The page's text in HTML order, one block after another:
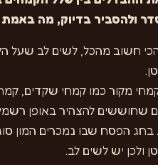
ולהסביר בדיוק, מה
הכי חשוב מהכל, לשים לב שעל
קמחי מקור כמו קמחי שקדים,
שחוששים להצהיר באופן רשמי
בחג הפסח שבו נמכרים
ולכן יש לשים לב.